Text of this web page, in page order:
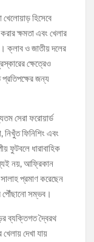
হিসেবে
ক্ষমতা এবং খেলার
ক্লাব ও জাতীয় দলের
ক্ষেত্রেও
জন্য
সেরা ফরোয়ার্ড
নিখুঁত ফিনিশিং এবং
ফুটবলে ধারাবাহিক
নয়, আফ্রিকান
প্রমাণ করেছেন
পৌঁছানো সম্ভব।
ব্যক্তিগত দ্বৈরথ
দেখা যায়